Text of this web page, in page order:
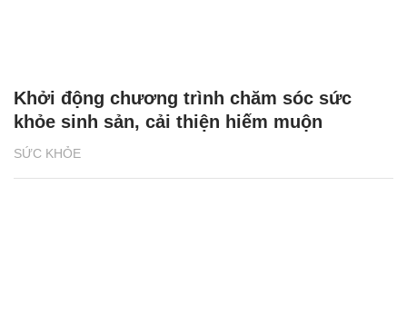
SỨC KHỎE
Khởi động chương trình chăm sóc sức
khỏe sinh sản, cải thiện hiếm muộn